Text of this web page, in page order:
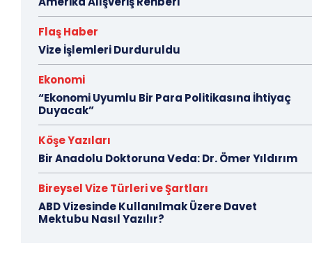
Flaş Haber
Vize İşlemleri Durduruldu
Ekonomi
“Ekonomi Uyumlu Bir Para Politikasına İhtiyaç
Duyacak”
Köşe Yazıları
Bir Anadolu Doktoruna Veda: Dr. Ömer Yıldırım
Bireysel Vize Türleri ve Şartları
ABD Vizesinde Kullanılmak Üzere Davet
Mektubu Nasıl Yazılır?